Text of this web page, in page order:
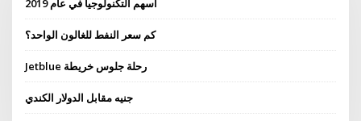
أسهم التكنولوجيا في عام 2019
كم سعر النفط للغالون الواحد؟
Jetblue رحلة جلوس خريطة
جنيه مقابل الدولار الكندي